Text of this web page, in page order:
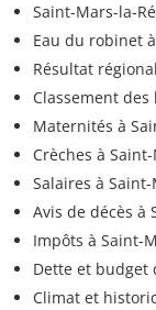
Saint-Mars-la-
Eau du robinet
Résultat
Classement
Maternités à
Crèches à
Salaires à
Avis de décès à
Impôts à Saint-
Dette et budget
Climat et